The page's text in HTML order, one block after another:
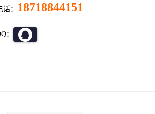
： 18718844151
：